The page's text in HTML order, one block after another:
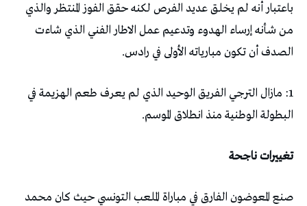
باعتبار أنه لم يخلق عديد الفرص لكنه حقق الفوز المنتظر والذي
من شأنه إرساء الهدوء وتدعيم عمل الاطار الفني الذي شاءت
الصدف أن تكون مبارياته الأولى في رادس.
1: مازال الترجي الفريق الوحيد الذي لم يعرف طعم الهزيمة في
البطولة الوطنية منذ انطلاق الموسم.
تغييرات ناجحة
صنع المعوضون الفارق في مباراة الملعب التونسي حيث كان محمد